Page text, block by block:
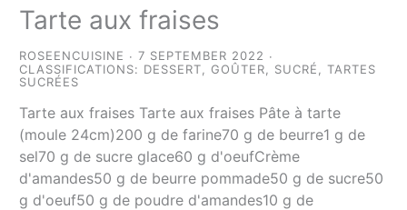
Tarte aux fraises
ROSEENCUISINE
7 SEPTEMBER 2022
CLASSIFICATIONS: DESSERT ,GOÛTER SUCRÉ ,TARTES
SUCRÉES
Tarte aux fraises Tarte aux fraises Pâte à tarte
(moule 24cm)200 g de farine70 g de beurre1 g de
sel70 g de sucre glace60 g d'oeufCrème
d'amandes50 g de beurre pommade50 g de sucre50
g d'oeuf50 g de poudre d'amandes10 g de